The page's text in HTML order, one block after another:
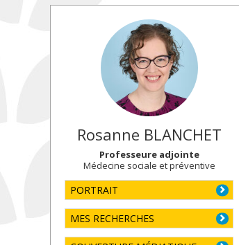
Rosanne BLANCHET
Professeure adjointe
Médecine sociale et préventive
PORTRAIT
MES RECHERCHES